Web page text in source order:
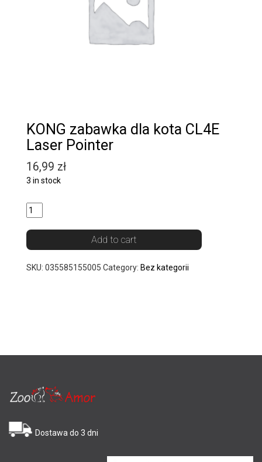
KONG zabawka dla kota CL4E
Laser Pointer
16,99 zł
3 in stock
Add to cart
SKU: 035585155005 Category: Bez kategorii
Dostawa do 3 dni